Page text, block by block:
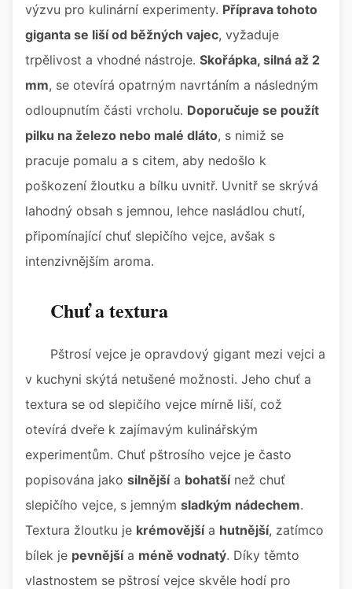
výzvu pro kulinární experimenty. Příprava tohoto
giganta se liší od běžných vajec, vyžaduje
trpělivost a vhodné nástroje. Skořápka, silná až 2
mm, se otevírá opatrným navrtáním a následným
odloupnutím části vrcholu. Doporučuje se použít
pilku na železo nebo malé dláto, s nimiž se
pracuje pomalu a s citem, aby nedošlo k
poškození žloutku a bílku uvnitř. Uvnitř se skrývá
lahodný obsah s jemnou, lehce nasládlou chutí,
připomínající chuť slepičího vejce, avšak s
intenzivnějším aroma.
Chuť a textura
Pštrosí vejce je opravdový gigant mezi vejci a
v kuchyni skýtá netušené možnosti. Jeho chuť a
textura se od slepičího vejce mírně liší, což
otevírá dveře k zajímavým kulinářským
experimentům. Chuť pštrosího vejce je často
popisována jako silnějšía bohatšínež chuť
slepičího vejce, s jemným sladkým nádechem.
Textura žloutku je krémovějšía hutnější, zatímco
bílek je pevnějšía méně vodnatý. Díky těmto
vlastnostem se pštrosí vejce skvěle hodí pro